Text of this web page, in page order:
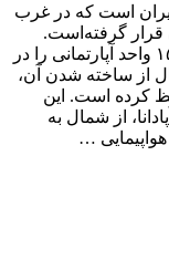
است که در غرب
تهران قرار گرفته‌است.
شهرکی که با وسعت حدود ۲۰۰ هکتار، ۱۵،۶۷۵ واحد آپارتمانی را در
جا داده و حتی پس از گذشت ۴۵ سال از ساخته شدن آن،
کرده است. این
از شمال به
…